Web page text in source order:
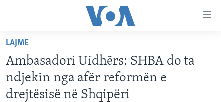
faqen
kryesore
tek
faqja
FAQJA KRYESORE
KATEGORITË
AMERIKA
DITARI
LAJME
Ambasadori Uidhërs: SHBA do ta
ndjekin nga afër reformën e
drejtësisë në Shqipëri